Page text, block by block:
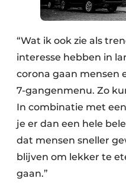
“Wat ik ook zie als
interesse hebben in
corona gaan mensen
7-gangenmenu. Zo
In combinatie met
je er dan een hele
dat mensen sneller
blijven om lekker te
gaan.”